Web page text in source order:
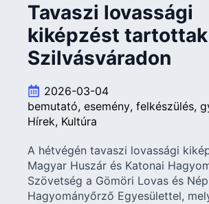
Tavaszi lovassági
kiképzést tartottak
Szilvásváradon
2026-03-04
bemutató esemény felkészülés
Hírek Kultúra
A hétvégén tavaszi lovassági
Magyar Huszár és Katonai
Szövetség a Gömöri Lovas és
Hagyományőrző Egyesülettel,